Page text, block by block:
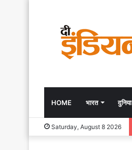
HOME भारत दुनिया
Saturday, August 8 2026